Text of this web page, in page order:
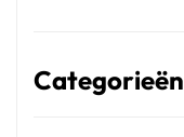
Categorieën